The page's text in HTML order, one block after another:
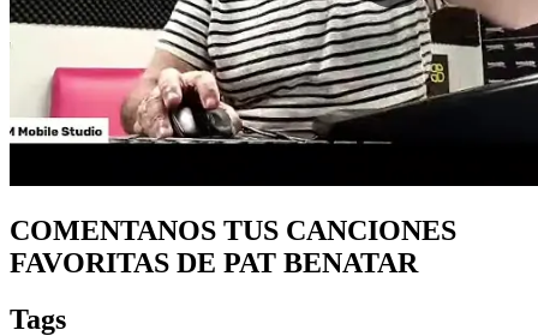
COMENTANOS TUS CANCIONES
FAVORITAS DE PAT BENATAR
Tags